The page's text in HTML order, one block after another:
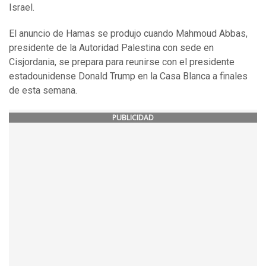
Israel.
El anuncio de Hamas se produjo cuando Mahmoud Abbas,
presidente de la Autoridad Palestina con sede en
Cisjordania, se prepara para reunirse con el presidente
estadounidense Donald Trump en la Casa Blanca a finales
de esta semana.
PUBLICIDAD